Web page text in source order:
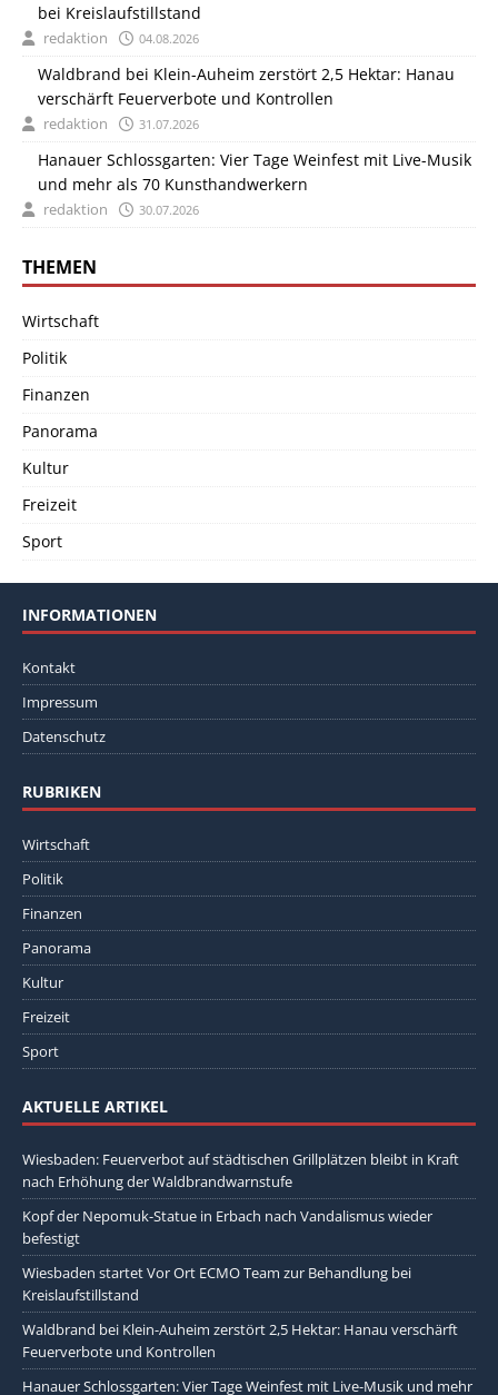
bei Kreislaufstillstand
redaktion 04.08.2026
Waldbrand bei Klein-Auheim zerstört 2,5 Hektar: Hanau
verschärft Feuerverbote und Kontrollen
redaktion 31.07.2026
Hanauer Schlossgarten: Vier Tage Weinfest mit Live-Musik
und mehr als 70 Kunsthandwerkern
redaktion 30.07.2026
THEMEN
Wirtschaft
Politik
Finanzen
Panorama
Kultur
Freizeit
Sport
INFORMATIONEN
Kontakt
Impressum
Datenschutz
RUBRIKEN
Wirtschaft
Politik
Finanzen
Panorama
Kultur
Freizeit
Sport
AKTUELLE ARTIKEL
Wiesbaden: Feuerverbot auf städtischen Grillplätzen bleibt in Kraft
nach Erhöhung der Waldbrandwarnstufe
Kopf der Nepomuk-Statue in Erbach nach Vandalismus wieder
befestigt
Wiesbaden startet Vor Ort ECMO Team zur Behandlung bei
Kreislaufstillstand
Waldbrand bei Klein-Auheim zerstört 2,5 Hektar: Hanau verschärft
Feuerverbote und Kontrollen
Hanauer Schlossgarten: Vier Tage Weinfest mit Live-Musik und mehr